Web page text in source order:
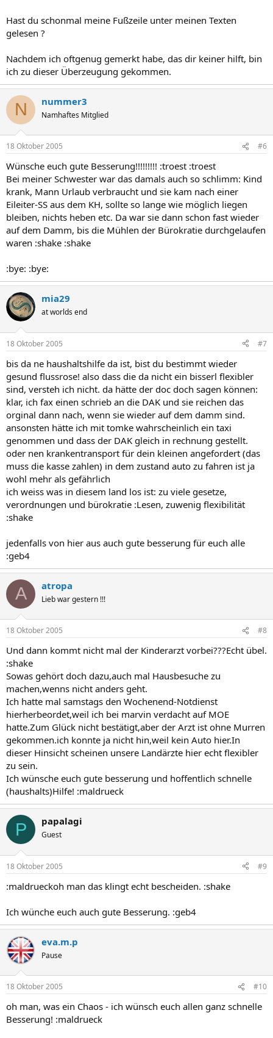
Hast du schonmal meine Fußzeile unter meinen Texten
gelesen ?
Nachdem ich oftgenug gemerkt habe, das dir keiner hilft, bin
ich zu dieser Überzeugung gekommen.
N nummer3
Namhaftes Mitglied
18 Oktober 2005 #6
Wünsche euch gute Besserung!!!!!!!!! :troest :troest
Bei meiner Schwester war das damals auch so schlimm: Kind
krank, Mann Urlaub verbraucht und sie kam nach einer
Eileiter-SS aus dem KH, sollte so lange wie möglich liegen
bleiben, nichts heben etc. Da war sie dann schon fast wieder
auf dem Damm, bis die Mühlen der Bürokratie durchgelaufen
waren :shake :shake
:bye: :bye:
mia29
at worlds end
18 Oktober 2005 #7
bis da ne haushaltshilfe da ist, bist du bestimmt wieder
gesund flussrose! also dass die da nicht ein bisserl flexibler
sind, versteh ich nicht. da hätte der doc doch sagen können:
klar, ich fax einen schrieb an die DAK und sie reichen das
orginal dann nach, wenn sie wieder auf dem damm sind.
ansonsten hätte ich mit tomke wahrscheinlich ein taxi
genommen und dass der DAK gleich in rechnung gestellt.
oder nen krankentransport für dein kleinen angefordert (das
muss die kasse zahlen) in dem zustand auto zu fahren ist ja
wohl mehr als gefährlich
ich weiss was in diesem land los ist: zu viele gesetze,
verordnungen und bürokratie :Lesen, zuwenig flexibilität
:shake
jedenfalls von hier aus auch gute besserung für euch alle
:geb4
A atropa
Lieb war gestern !!!
18 Oktober 2005 #8
Und dann kommt nicht mal der Kinderarzt vorbei???Echt übel.
:shake
Sowas gehört doch dazu,auch mal Hausbesuche zu
machen,wenns nicht anders geht.
Ich hatte mal samstags den Wochenend-Notdienst
hierherbeordet,weil ich bei marvin verdacht auf MOE
hatte.Zum Glück nicht bestätigt,aber der Arzt ist ohne Murren
gekommen.ich konnte ja nicht hin,weil kein Auto hier.In
dieser Hinsicht scheinen unsere Landärzte hier echt flexibler
zu sein.
Ich wünsche euch gute besserung und hoffentlich schnelle
(haushalts)Hilfe! :maldrueck
P papalagi
Guest
18 Oktober 2005 #9
:maldrueckoh man das klingt echt bescheiden. :shake
Ich wünche euch auch gute Besserung. :geb4
eva.m.p
Pause
18 Oktober 2005 #10
oh man, was ein Chaos - ich wünsch euch allen ganz schnelle
Besserung! :maldrueck